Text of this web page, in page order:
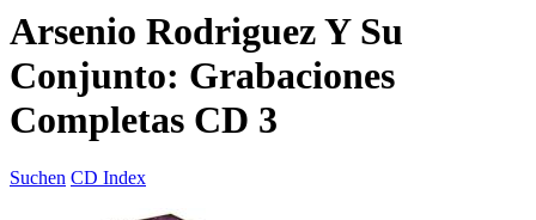
Arsenio Rodriguez Y Su
Conjunto: Grabaciones
Completas CD 3
Suchen CD Index